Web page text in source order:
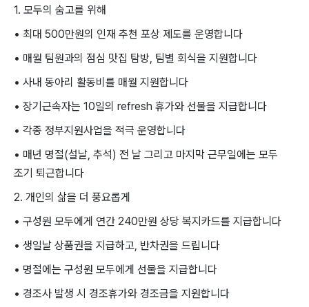
1. 모두의 숨고를 위해
• 최대 500만원의 인재 추천 포상 제도를 운영합니다
• 매월 팀원과의 점심 맛집 탐방, 팀별 회식을 지원합니다
• 사내 동아리 활동비를 매월 지원합니다​
• 장기근속자는 10일의 refresh 휴가와 선물을 지급합니다
• 각종 정부지원사업을 적극 운영합니다
• 매년 명절(설날, 추석) 전 날 그리고 마지막 근무일에는 모두
조기 퇴근합니다
2. 개인의 삶을 더 풍요롭게
• 구성원 모두에게 연간 240만원 상당 복지카드를 지급합니다
• 생일날 상품권을 지급하고, 반차권을 드립니다
• 명절에는 구성원 모두에게 선물을 지급합니다
• 경조사 발생 시 경조휴가와 경조금을 지원합니다